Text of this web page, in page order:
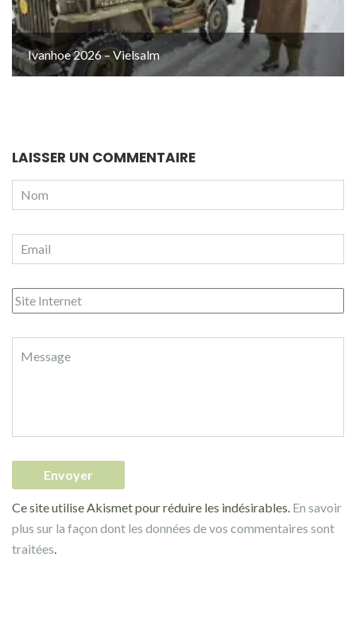
Ivanhoe 2026 – Vielsalm
LAISSER UN COMMENTAIRE
Ce site utilise Akismet pour réduire les indésirables. En savoir
plus sur la façon dont les données de vos commentaires sont
traitées